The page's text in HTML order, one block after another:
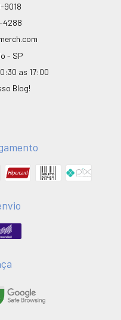
9018
4288
- SP
as 17:00
Blog!